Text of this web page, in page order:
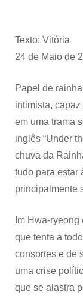
Texto: Vitória
24 de Maio de
Papel de
intimista,
em uma trama
inglês “Under
chuva da
tudo para estar
principalmente
Im Hwa-
que tenta a
consortes e de
uma crise
que se alastra